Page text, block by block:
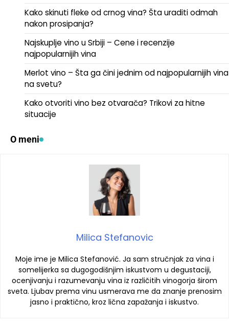
Kako skinuti fleke od crnog vina? Šta uraditi odmah
nakon prosipanja?
Najskuplje vino u Srbiji – Cene i recenzije
najpopularnijih vina
Merlot vino – Šta ga čini jednim od najpopularnijih vina
na svetu?
Kako otvoriti vino bez otvarača? Trikovi za hitne
situacije
O meni
Milica Stefanovic
Moje ime je Milica Stefanović. Ja sam stručnjak za vina i
somelijerka sa dugogodišnjim iskustvom u degustaciji,
ocenjivanju i razumevanju vina iz različitih vinogorja širom
sveta. Ljubav prema vinu usmerava me da znanje prenosim
jasno i praktično, kroz lična zapažanja i iskustvo.